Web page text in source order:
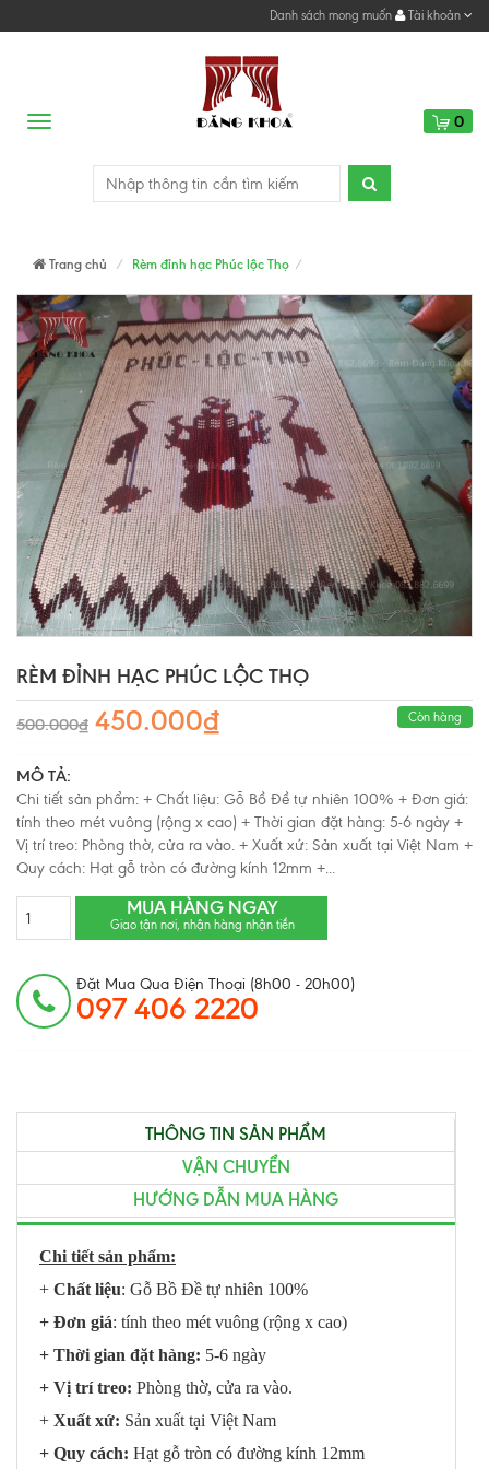
Danh sách mong muốn Tài khoản
Menu 0
Trang chủ Rèm đỉnh hạc Phúc lộc Thọ
RÈM ĐỈNH HẠC PHÚC LỘC THỌ
500.000₫ 450.000₫ Còn hàng
MÔ TẢ:
Chi tiết sản phẩm: + Chất liệu: Gỗ Bồ Đề tự nhiên 100% + Đơn giá:
tính theo mét vuông (rộng x cao) + Thời gian đặt hàng: 5-6 ngày +
Vị trí treo: Phòng thờ, cửa ra vào. + Xuất xứ: Sản xuất tại Việt Nam +
Quy cách: Hạt gỗ tròn có đường kính 12mm +...
MUA HÀNG NGAY
Giao tận nơi, nhận hàng nhận tiền
Đặt Mua Qua Điện Thoại (8h00 - 20h00)
097 406 2220
THÔNG TIN SẢN PHẨM
VẬN CHUYỂN
HƯỚNG DẪN MUA HÀNG
Chi tiết sản phẩm:
+ Chất liệu: Gỗ Bồ Đề tự nhiên 100%
+ Đơn giá: tính theo mét vuông (rộng x cao)
+ Thời gian đặt hàng: 5-6 ngày
+ Vị trí treo: Phòng thờ, cửa ra vào.
+ Xuất xứ: Sản xuất tại Việt Nam
+ Quy cách: Hạt gỗ tròn có đường kính 12mm